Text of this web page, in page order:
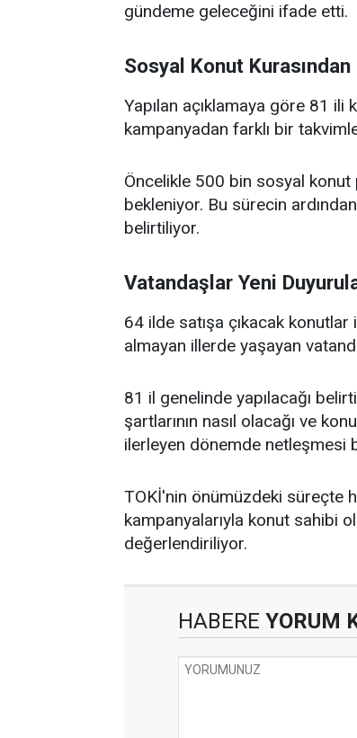
gündeme geleceğini ifade etti.
Sosyal Konut
Yapılan açıklamaya göre 81 ili
kampanyadan farklı bir
Öncelikle 500 bin sosyal
bekleniyor. Bu sürecin
belirtiliyor.
Vatandaşlar Yeni
64 ilde satışa çıkacak
almayan illerde yaşayan
81 il genelinde yapılacağı
şartlarının nasıl olacağı ve
ilerleyen dönemde netleşmesi
TOKİ'nin önümüzdeki süreçte
kampanyalarıyla konut sahibi
değerlendiriliyor.
HABERE YORUM